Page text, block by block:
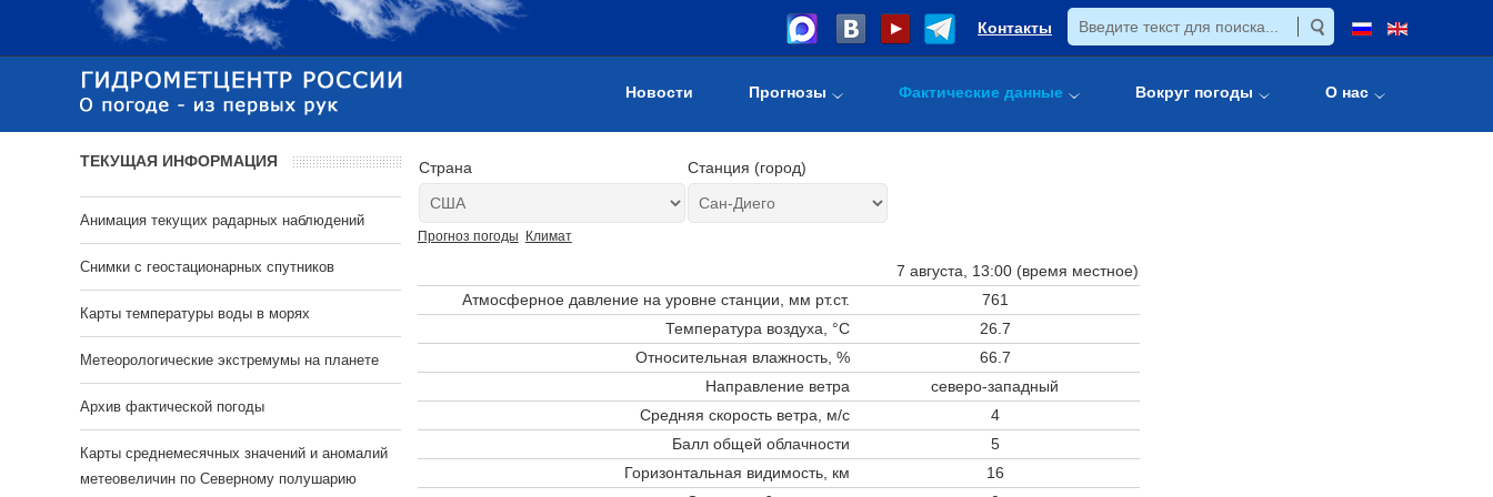
Контакты
Новости Прогнозы Фактические данные Вокруг погоды О нас
Страна Станция (город)
Прогноз погоды Климат
7 августа, 13:00 (время местное)
Атмосферное давление на уровне станции, мм рт.ст.
761
Температура воздуха, °C
26.7
Относительная влажность, %
66.7
Направление ветра
северо-западный
Средняя скорость ветра, м/с
4
Балл общей облачности
5
Горизонтальная видимость, км
16
ТЕКУЩАЯ ИНФОРМАЦИЯ
Анимация текущих радарных наблюдений
Cнимки с геостационарных спутников
Карты температуры воды в морях
Метеорологические экстремумы на планете
Архив фактической погоды
Карты среднемесячных значений и аномалий
метеовеличин по Северному полушарию